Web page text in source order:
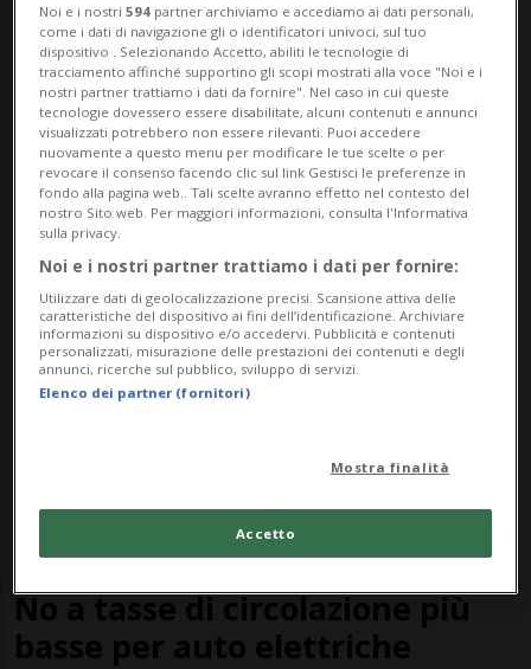
TURGOVIA 1 anno
Centro di calcolo Swift: divieto
sorvolo per droni
No a tasse di circolazione più
basse per auto elettriche
Noi e i nostri594 partner archiviamo e accediamo ai dati personali,
come i dati di navigazione gli o identificatori univoci, sul tuo
dispositivo . Selezionando Accetto, abiliti le tecnologie di
tracciamento affinché supportino gli scopi mostrati alla voce "Noi e i
nostri partner trattiamo i dati da fornire". Nel caso in cui queste
tecnologie dovessero essere disabilitate, alcuni contenuti e annunci
visualizzati potrebbero non essere rilevanti. Puoi accedere
nuovamente a questo menu per modificare le tue scelte o per
revocare il consenso facendo clic sul link Gestisci le preferenze in
fondo alla pagina web.. Tali scelte avranno effetto nel contesto del
nostro Sito web. Per maggiori informazioni, consulta l'Informativa
sulla privacy.
Noi e i nostri partner trattiamo i dati per fornire:
Utilizzare dati di geolocalizzazione precisi. Scansione attiva delle
caratteristiche del dispositivo ai fini dell’identificazione. Archiviare
informazioni su dispositivo e/o accedervi. Pubblicità e contenuti
personalizzati, misurazione delle prestazioni dei contenuti e degli
annunci, ricerche sul pubblico, sviluppo di servizi.
Elenco dei partner (fornitori)
Mostra finalità
Accetto